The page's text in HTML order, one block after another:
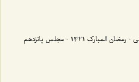
1421 - مجلس پانزدهم